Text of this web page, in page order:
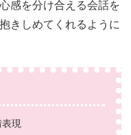
感を分け合える会話を
きしめてくれるように
現